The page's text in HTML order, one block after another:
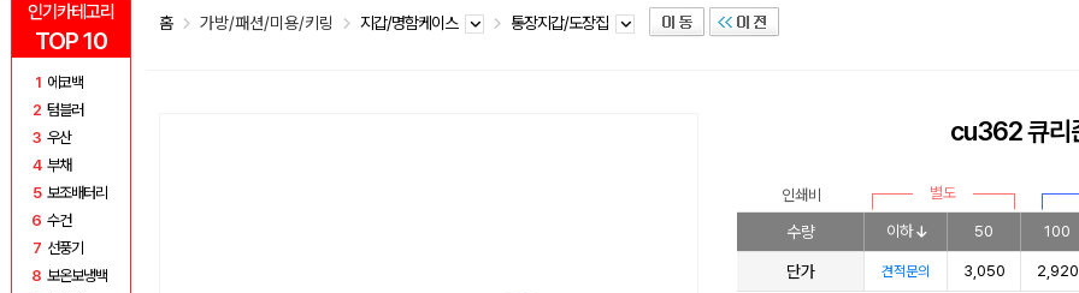
인기카테고리
TOP 10
1 에코백
2 텀블러
3 우산
4 부채
5 보조배터리
6 수건
7 선풍기
8 보온보냉백
홈 가방/패션/미용/키링 지갑/명함케이스 통장지갑/도장집
cu362 큐리
인쇄비 별도
수량 이하 50 100
단가 견적문의 3,050 2,920